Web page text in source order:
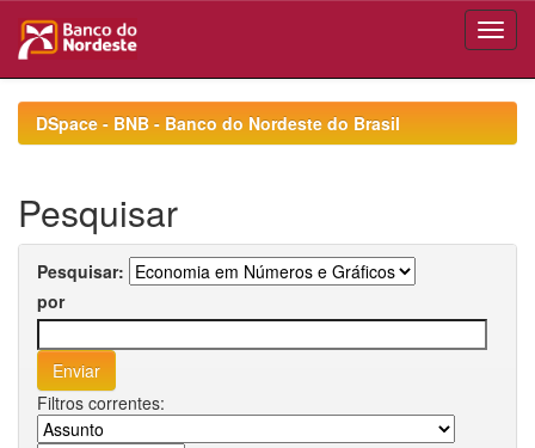
navigationDSpace - BNB - Banco do Nordeste do Brasil
Pesquisar
Pesquisar:
por
Filtros correntes: